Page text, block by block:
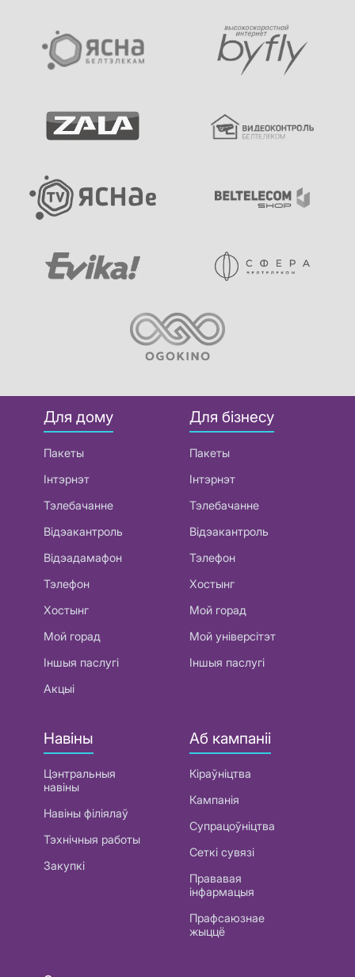
Для дому
Пакеты
Інтэрнэт
Тэлебачанне
Відэакантроль
Відэадамафон
Тэлефон
Хостынг
Мой горад
Іншыя паслугі
Акцыі
Для бізнесу
Пакеты
Інтэрнэт
Тэлебачанне
Відэакантроль
Тэлефон
Хостынг
Мой горад
Мой універсітэт
Іншыя паслугі
Навіны
Цэнтральныя
навіны
Навіны філіялаў
Тэхнічныя работы
Закупкі
Аб кампаніі
Кіраўніцтва
Кампанія
Супрацоўніцтва
Сеткі сувязі
Прававая
інфармацыя
Прафсаюзнае
жыццё